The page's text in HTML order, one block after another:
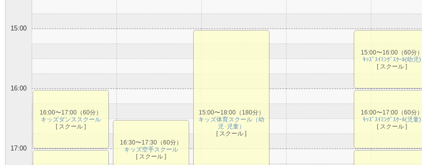
15:00
16:00
17:00
16:00〜17:00（60分）
キッズダンススクール
[ スクール ]
16:30〜17:30（60分）
キッズ空手スクール
[ スクール ]
15:00〜18:00（180分）
キッズ体育スクール（幼
児･児童）
[ スクール ]
15:00〜16:00（60分）
ｷｯｽﾞｽｲﾐﾝｸﾞｽｸｰﾙ(幼児)
[ スクール ]
16:00〜17:00（60分）
ｷｯｽﾞｽｲﾐﾝｸﾞｽｸｰﾙ(児童)
[ スクール ]